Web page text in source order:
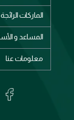
الأكثر مبيعاً
اشترِ بطاقة هدية
الماركات الرائجة
بربري
إيف سان لوران
المساعد و
معلومات عنا
خدمات المعارض